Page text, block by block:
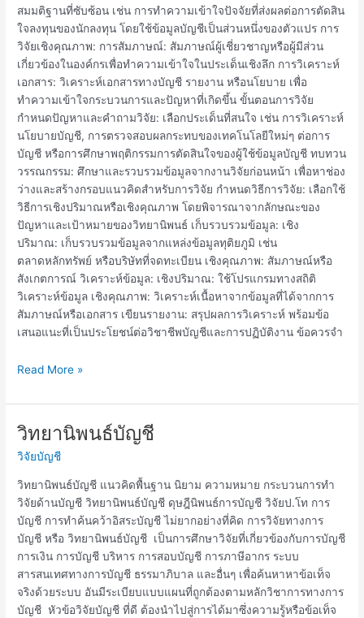
สมมติฐานที่ซับซ้อน เช่น การทำความเข้าใจปัจจัยที่ส่งผลต่อการตัดสิน
ใจลงทุนของนักลงทุน โดยใช้ข้อมูลบัญชีเป็นส่วนหนึ่งของตัวแปร การ
วิจัยเชิงคุณภาพ: การสัมภาษณ์: สัมภาษณ์ผู้เชี่ยวชาญหรือผู้มีส่วน
เกี่ยวข้องในองค์กรเพื่อทำความเข้าใจในประเด็นเชิงลึก การวิเคราะห์
เอกสาร: วิเคราะห์เอกสารทางบัญชี รายงาน หรือนโยบาย เพื่อ
ทำความเข้าใจกระบวนการและปัญหาที่เกิดขึ้น ขั้นตอนการวิจัย
กำหนดปัญหาและคำถามวิจัย: เลือกประเด็นที่สนใจ เช่น การวิเคราะห์
นโยบายบัญชี, การตรวจสอบผลกระทบของเทคโนโลยีใหม่ๆ ต่อการ
บัญชี หรือการศึกษาพฤติกรรมการตัดสินใจของผู้ใช้ข้อมูลบัญชี ทบทวน
วรรณกรรม: ศึกษาและรวบรวมข้อมูลจากงานวิจัยก่อนหน้า เพื่อหาช่อง
ว่างและสร้างกรอบแนวคิดสำหรับการวิจัย กำหนดวิธีการวิจัย: เลือกใช้
วิธีการเชิงปริมาณหรือเชิงคุณภาพ โดยพิจารณาจากลักษณะของ
ปัญหาและเป้าหมายของวิทยานิพนธ์ เก็บรวบรวมข้อมูล: เชิง
ปริมาณ: เก็บรวบรวมข้อมูลจากแหล่งข้อมูลทุติยภูมิ เช่น
ตลาดหลักทรัพย์ หรือบริษัทที่จดทะเบียน เชิงคุณภาพ: สัมภาษณ์หรือ
สังเกตการณ์ วิเคราะห์ข้อมูล: เชิงปริมาณ: ใช้โปรแกรมทางสถิติ
วิเคราะห์ข้อมูล เชิงคุณภาพ: วิเคราะห์เนื้อหาจากข้อมูลที่ได้จากการ
สัมภาษณ์หรือเอกสาร เขียนรายงาน: สรุปผลการวิเคราะห์ พร้อมข้อ
เสนอแนะที่เป็นประโยชน์ต่อวิชาชีพบัญชีและการปฏิบัติงาน ข้อควรจำ
Read More »
วิทยานิพนธ์บัญชี
วิจัยบัญชี
วิทยานิพนธ์บัญชี แนวคิดพื้นฐาน นิยาม ความหมาย กระบวนการทำ
วิจัยด้านบัญชี วิทยานิพนธ์บัญชี ดุษฎีนิพนธ์การบัญชี วิจัยป.โท การ
บัญชี การทำค้นคว้าอิสระบัญชี ไม่ยากอย่างที่คิด การวิจัยทางการ
บัญชี หรือ วิทยานิพนธ์บัญชี เป็นการศึกษาวิจัยที่เกี่ยวข้องกับการบัญชี
การเงิน การบัญชี บริหาร การสอบบัญชี การภาษีอากร ระบบ
สารสนเทศทางการบัญชี ธรรมาภิบาล และอื่นๆ เพื่อค้นหาหาข้อเท็จ
จริงด้วยระบบ อันมีระเบียบแบบแผนที่ถูกต้องตามหลักวิชาการทางการ
บัญชี หัวข้อวิจัยบัญชี ที่ดี ต้องนำไปสู่การได้มาซึ่งความรู้หรือข้อเท็จ
วิทยานิพนธ์